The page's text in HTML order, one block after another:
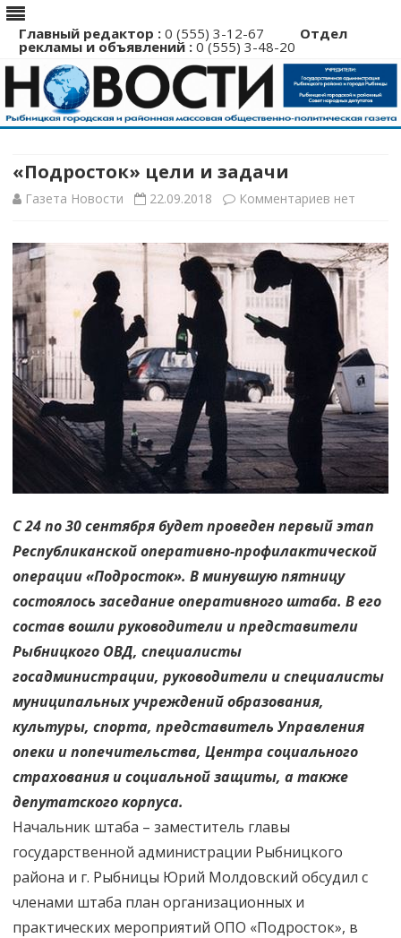
Главный редактор : 0 (555) 3-12-67 Отдел
рекламы и объявлений : 0 (555) 3-48-20
Перейти
«Подросток» цели и задачи
Газета Новости 22.09.2018 Комментариев к
цели
задачи
нет
С 24 по 30 сентября будет проведен первый этап
Республиканской оперативно-профилактической
операции «Подросток». В минувшую пятницу
состоялось заседание оперативного штаба. В его
состав вошли руководители и представители
Рыбницкого ОВД, специалисты
госадминистрации, руководители и специалисты
муниципальных учреждений образования,
культуры, спорта, представитель Управления
опеки и попечительства, Центра социального
страхования и социальной защиты, а также
депутатского корпуса.
Начальник штаба – заместитель главы
государственной администрации Рыбницкого
района и г. Рыбницы Юрий Молдовский обсудил с
членами штаба план организационных и
практических мероприятий ОПО «Подросток», в